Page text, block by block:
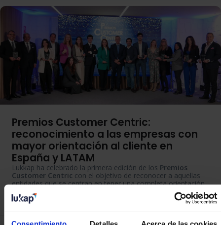
Premios Customer Centric:
reconocimiento a las empresas con
mayor orientación al cliente en
España y LATAM
Lukkap ha celebrado la primera edición de los Premios
Customer Centric con el objetivo de reconocer a aquellas
entidades que se centran en tener una completa orientación
hacía el cliente. La entrega de premios se celebró el jueves
29 de febrero en Madrid.